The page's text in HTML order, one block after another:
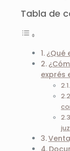
Tabla de
¿Qué
exprés